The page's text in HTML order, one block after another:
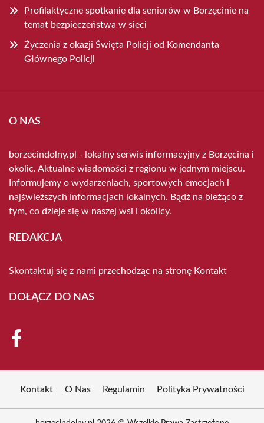
Profilaktyczne spotkanie dla seniorów w Borzęcinie na
temat bezpieczeństwa w sieci
Życzenia z okazji Święta Policji od Komendanta
Głównego Policji
O NAS
borzecindolny.pl - lokalny serwis informacyjny z Borzęcina i
okolic. Aktualne wiadomości z regionu w jednym miejscu.
Informujemy o wydarzeniach, sportowych emocjach i
najświeższych informacjach lokalnych. Bądź na bieżąco z
tym, co dzieje się w naszej wsi i okolicy.
REDAKCJA
Skontaktuj się z nami przechodząc na stronę Kontakt
DOŁĄCZ DO NAS
Kontakt O Nas Regulamin Polityka Prywatności